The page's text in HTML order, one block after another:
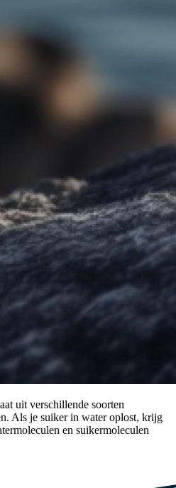
uit verschillende soorten
Als je suiker in water oplost, krijg
en suikermoleculen